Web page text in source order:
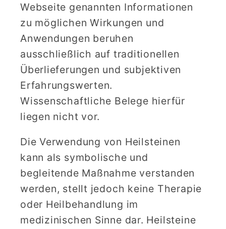
Webseite genannten Informationen
zu möglichen Wirkungen und
Anwendungen beruhen
ausschließlich auf traditionellen
Überlieferungen und subjektiven
Erfahrungswerten.
Wissenschaftliche Belege hierfür
liegen nicht vor.
Die Verwendung von Heilsteinen
kann als symbolische und
begleitende Maßnahme verstanden
werden, stellt jedoch keine Therapie
oder Heilbehandlung im
medizinischen Sinne dar. Heilsteine